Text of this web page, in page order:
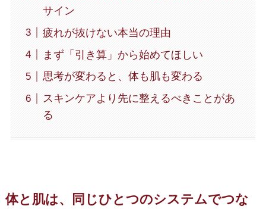
サイン
疲れが抜けない本当の理由
まず「引き算」から始めてほしい
思考が変わると、体も肌も変わる
スキンケアより先に整えるべきことがあ
る
体と肌は、同じひとつのシステムでつな